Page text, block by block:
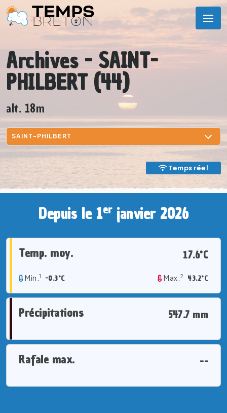
Archives - SAINT-
PHILBERT (44)
alt. 18m
Temps réel
Depuis le 1erjanvier 2026
Temp. moy. 17.6°C
Min. 1 -0.3°C Max. 2 43.2°C
Précipitations 547.7 mm
Rafale max. --